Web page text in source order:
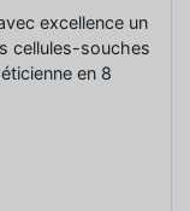
excellence un
cellules-souches
en 8